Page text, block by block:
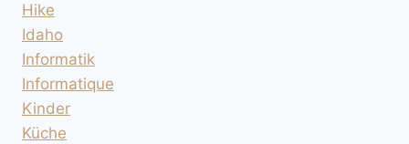
Hike
Idaho
Informatik
Informatique
Kinder
Küche